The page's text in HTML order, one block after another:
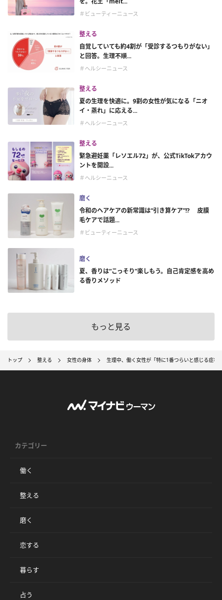
＃ビューティーニュース
整える
自覚していても約4割が「受診するつもりがない」
と回答。生理不順...
＃ヘルシーニュース
整える
夏の生理を快適に。9割の女性が気になる「ニオ
イ・蒸れ」に応える...
＃ヘルシーニュース
整える
緊急避妊薬「レソエル72」が、公式TikTokアカウ
ントを開設...
＃ヘルシーニュース
磨く
令和のヘアケアの新常識は“引き算ケア”!? 皮膜
毛ケアで話題...
＃ビューティーニュース
磨く
夏、香りは“こっそり”楽しもう。自己肯定感を高め
る香りメソッド
もっと見る
トップ 整える 女性の身体 生理中、働く女性が「特に1番つらいと感じる症状
カテゴリー
働く
整える
磨く
恋する
暮らす
占う